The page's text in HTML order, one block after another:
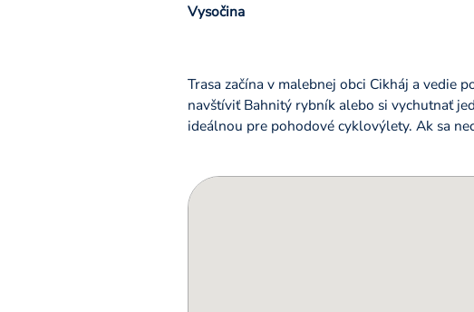
Vysočina
Trasa začína v malebnej obci Cikháj a vedie
navštíviť Bahnitý rybník alebo si vychutnať
ideálnou pre pohodové cyklovýlety. Ak sa